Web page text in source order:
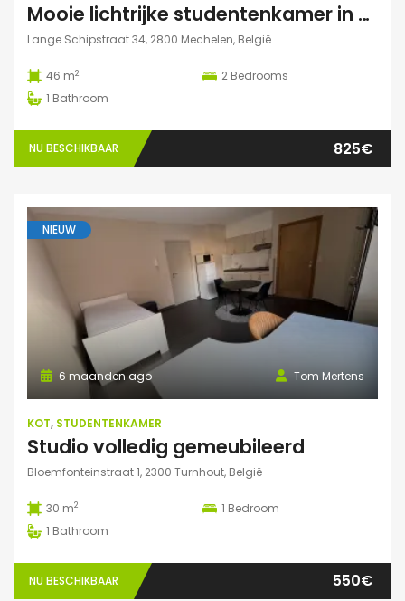
Mooie lichtrijke studentenkamer in hartje Mechelen! (46m2, 2 pers mogelijk)
Lange Schipstraat 34, 2800 Mechelen, België
46 m2 2 Bedrooms
1 Bathroom
NU BESCHIKBAAR 825€
NIEUW
Tom Mertens
6 maanden ago
KOT, STUDENTENKAMER
Studio volledig gemeubileerd
Bloemfonteinstraat 1, 2300 Turnhout, België
30 m2 1 Bedroom
1 Bathroom
NU BESCHIKBAAR 550€